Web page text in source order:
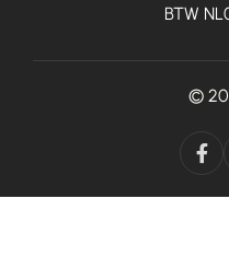
BTW
©
